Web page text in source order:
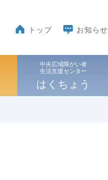
トップ お知らせ
中央広域障がい者
生活支援センター
はくちょう